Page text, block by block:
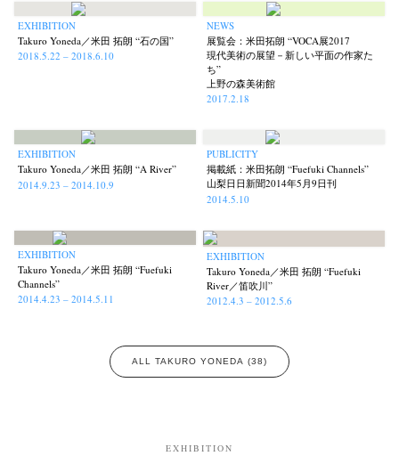
Workshop Documents
Kazuyuki Kawaguchi (42) Keiko Sasaoka (267) Keizo Kitajima (220)
Kota Kishi (101) Mariko Takahashi Masako Matsui (23) Masashi Otomo
Nana Kakuda (61) Naonori Oshima (38)
Postwar and Shōwa-Era (8) Presence (2) Publication (42)
Review Rintaro Kameoka (32) Shoreline
EXHIBITION
Takuro Yoneda／米田 拓朗 “石の国”
2018.5.22 – 2018.6.10
NEWS
展覧会：米田拓朗 “VOCA展2017
現代美術の展望－新しい平面の作家た
ち”
上野の森美術館
2017.2.18
EXHIBITION
Takuro Yoneda／米田 拓朗 “A River”
2014.9.23 – 2014.10.9
PUBLICITY
掲載紙：米田拓朗 “Fuefuki Channels”
山梨日日新聞2014年5月9日刊
2014.5.10
EXHIBITION
Takuro Yoneda／米田 拓朗 “Fuefuki
Channels”
2014.4.23 – 2014.5.11
EXHIBITION
Takuro Yoneda／米田 拓朗 “Fuefuki
River／笛吹川”
2012.4.3 – 2012.5.6
ALL TAKURO YONEDA (38)
EXHIBITION